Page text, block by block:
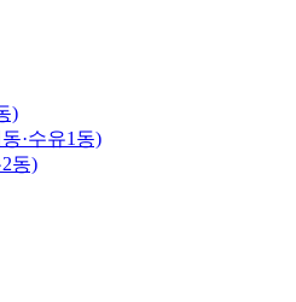
)
·수유1동)
동)